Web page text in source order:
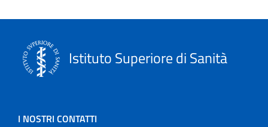
Istituto Superiore di Sanità
I NOSTRI CONTATTI